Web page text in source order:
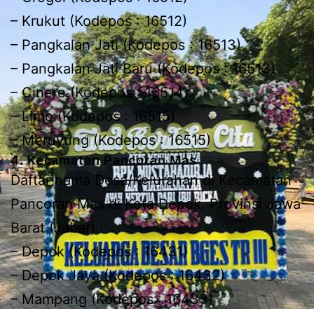
– Krukut (Kodepos : 16512)
– Pangkalan Jati (Kodepos : 16513)
– Pangkalan Jati Baru (Kodepos : 16513)
– Cinere (Kodepos : 16514)
– Limo (Kodepos : 16515)
– Meruyung (Kodepos : 16515)
4. Kecamatan Pancoran Mas
Daftar nama Desa/Kelurahan di Kecamatan
Pancoran Mas di Kota Depok, Provinsi Jawa
Barat (Jabar) :
– Depok (Kodepos : 16431)
– Depok Jaya (Kodepos : 16432)
– Mampang (Kodepos : 16433)